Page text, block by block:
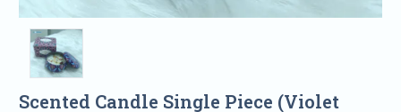
Scented Candle Single Piece (Violet